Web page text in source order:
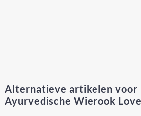
Alternatieve artikelen voor
Ayurvedische Wierook Love